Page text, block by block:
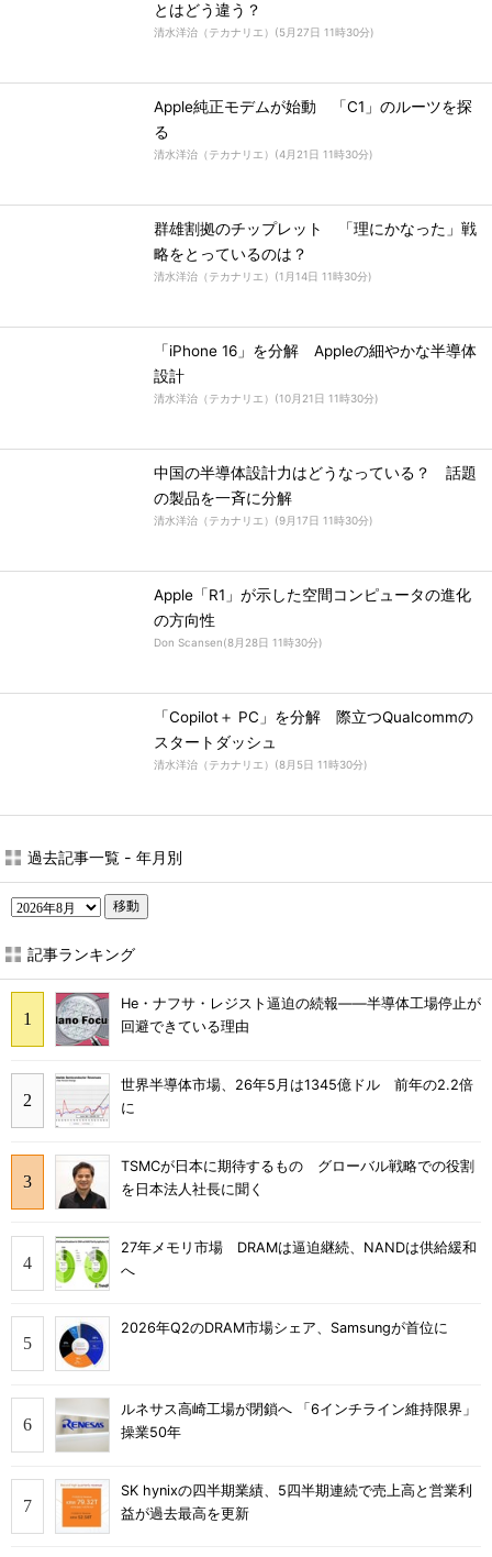
とはどう違う？
清水洋治（テカナリエ） (5月27日 11時30分)
Apple純正モデムが始動 「C1」のルーツを探
る
清水洋治（テカナリエ） (4月21日 11時30分)
群雄割拠のチップレット 「理にかなった」戦
略をとっているのは？
清水洋治（テカナリエ） (1月14日 11時30分)
「iPhone 16」を分解 Appleの細やかな半導体
設計
清水洋治（テカナリエ） (10月21日 11時30分)
中国の半導体設計力はどうなっている？ 話題
の製品を一斉に分解
清水洋治（テカナリエ） (9月17日 11時30分)
Apple「R1」が示した空間コンピュータの進化
の方向性
Don Scansen(8月28日 11時30分)
「Copilot＋ PC」を分解 際立つQualcommの
スタートダッシュ
清水洋治（テカナリエ） (8月5日 11時30分)
過去記事一覧 - 年月別
移動
記事ランキング
He・ナフサ・レジスト逼迫の続報――半導体工場停止が
回避できている理由
世界半導体市場、26年5月は1345億ドル 前年の2.2倍
に
TSMCが日本に期待するもの グローバル戦略での役割
を日本法人社長に聞く
27年メモリ市場 DRAMは逼迫継続、NANDは供給緩和
へ
2026年Q2のDRAM市場シェア、Samsungが首位に
ルネサス高崎工場が閉鎖へ 「6インチライン維持限界」
操業50年
SK hynixの四半期業績、5四半期連続で売上高と営業利
益が過去最高を更新